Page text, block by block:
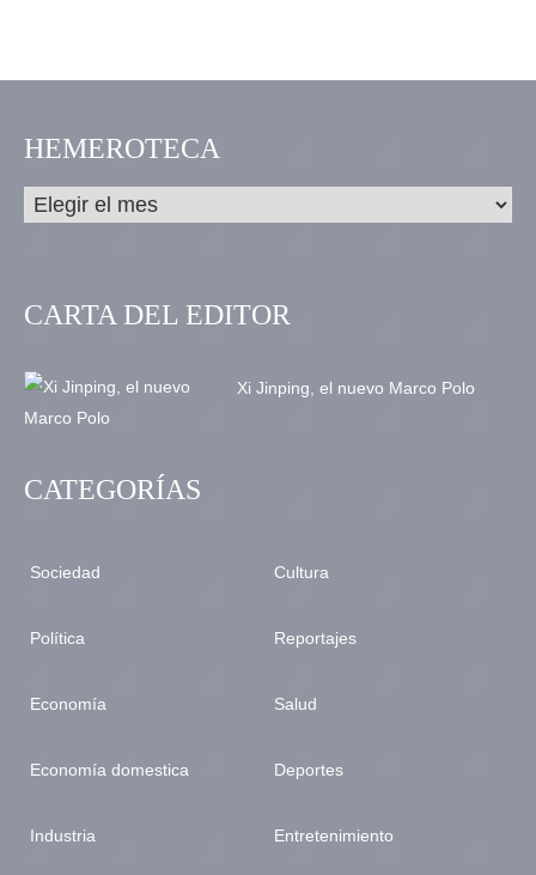
HEMEROTECA
CARTA DEL EDITOR
Xi Jinping, el nuevo Marco Polo
CATEGORÍAS
Sociedad
Política
Economía
Economía domestica
Industria
Cultura
Reportajes
Salud
Deportes
Entretenimiento